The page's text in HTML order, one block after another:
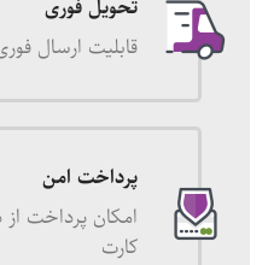
تحویل فوری
قابلیت ارسال
پرداخت امن
امکان پرداخت از
کارت